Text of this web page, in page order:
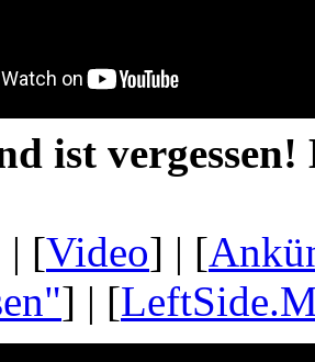
ist
| [Video] | [
] | [